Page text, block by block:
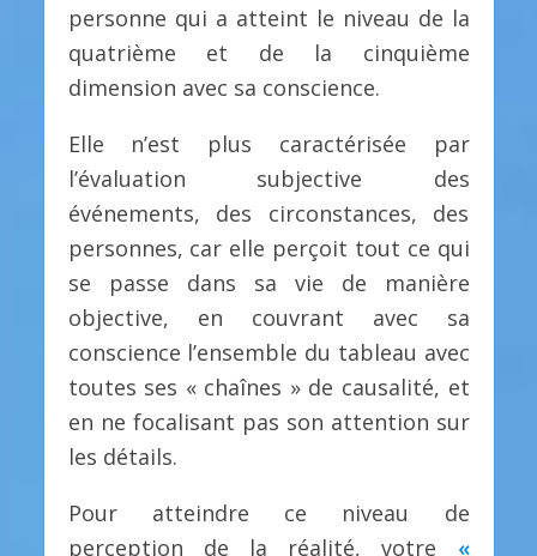
personne qui a atteint le niveau de la
quatrième et de la cinquième
dimension avec sa conscience.
Elle n’est plus caractérisée par
l’évaluation subjective des
événements, des circonstances, des
personnes, car elle perçoit tout ce qui
se passe dans sa vie de manière
objective, en couvrant avec sa
conscience l’ensemble du tableau avec
toutes ses « chaînes » de causalité, et
en ne focalisant pas son attention sur
les détails.
Pour atteindre ce niveau de
perception de la réalité, votre «